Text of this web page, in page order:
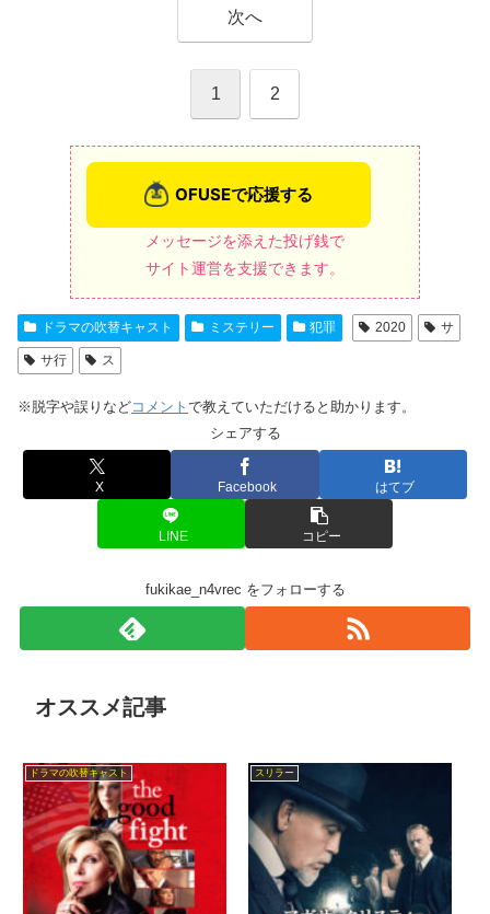
次へ
1 2
メッセージを添えた投げ銭で
サイト運営を支援できます。
ドラマの吹替キャスト ミステリー 犯罪 2020 サ
サ行 ス
※脱字や誤りなどコメント で教えていただけると助かります。
シェアする
X Facebook はてブ
LINE コピー
fukikae_n4vrec をフォローする
オススメ記事
ドラマの吹替キャスト スリラー